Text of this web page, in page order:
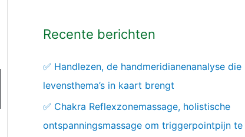
Recente berichten
✅ Handlezen, de handmeridianenanalyse die
levensthema’s in kaart brengt
✅ Chakra Reflexzonemassage, holistische
ontspanningsmassage om triggerpointpijn te